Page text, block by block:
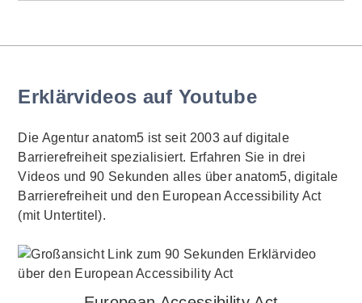
Erklärvideos auf Youtube
Die Agentur anatom5 ist seit 2003 auf digitale
Barrierefreiheit spezialisiert. Erfahren Sie in drei
Videos und 90 Sekunden alles über anatom5, digitale
Barrierefreiheit und den European Accessibility Act
(mit Untertitel).